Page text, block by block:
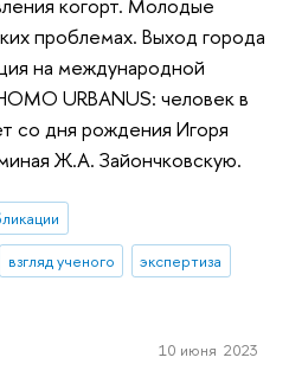
когорт. Молодые
проблемах. Выход города
на международной
URBANUS: человек в
со дня рождения Игоря
Ж.А. Зайончковскую.
взгляд ученого
экспертиза
10 июня 2023